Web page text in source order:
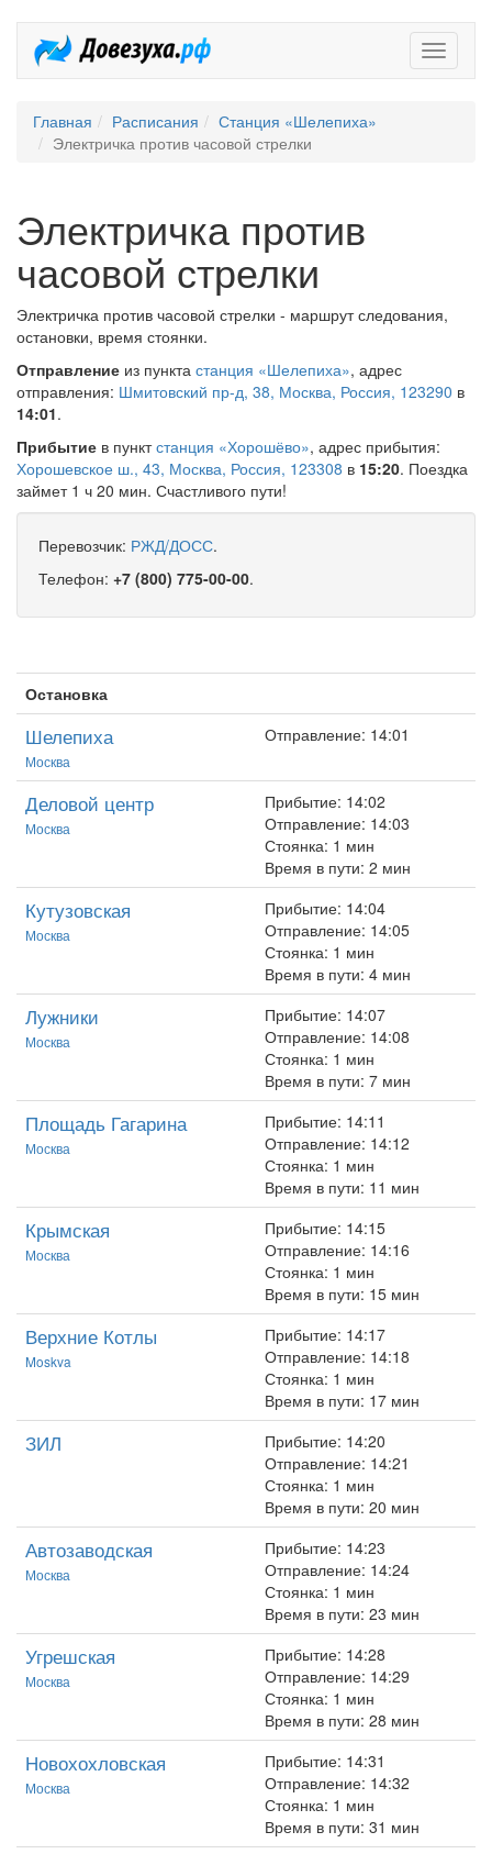
Главная Расписания
Станция «Шелепиха»
Электричка против часовой стрелки
Электричка против
часовой стрелки
Электричка против часовой стрелки - маршрут следования,
остановки, время стоянки.
Отправление из пункта станция «Шелепиха», адрес
отправления: Шмитовский пр-д, 38, Москва, Россия, 123290 в
14:01.
Прибытие в пунктстанция «Хорошёво», адрес прибытия:
Хорошевское ш., 43, Москва, Россия, 123308 в 15:20. Поездка
займет 1 ч 20 мин. Счастливого пути!
Перевозчик: РЖД/ДОСС.
Телефон: +7 (800) 775-00-00.
Остановка
Шелепиха
Москва
Отправление: 14:01
Деловой центр
Москва
Прибытие: 14:02
Отправление: 14:03
Стоянка: 1 мин
Время в пути: 2 мин
Кутузовская
Москва
Прибытие: 14:04
Отправление: 14:05
Стоянка: 1 мин
Время в пути: 4 мин
Лужники
Москва
Прибытие: 14:07
Отправление: 14:08
Стоянка: 1 мин
Время в пути: 7 мин
Площадь Гагарина
Москва
Прибытие: 14:11
Отправление: 14:12
Стоянка: 1 мин
Время в пути: 11 мин
Крымская
Москва
Прибытие: 14:15
Отправление: 14:16
Стоянка: 1 мин
Время в пути: 15 мин
Верхние Котлы
Moskva
Прибытие: 14:17
Отправление: 14:18
Стоянка: 1 мин
Время в пути: 17 мин
ЗИЛ
Прибытие: 14:20
Отправление: 14:21
Стоянка: 1 мин
Время в пути: 20 мин
Автозаводская
Москва
Прибытие: 14:23
Отправление: 14:24
Стоянка: 1 мин
Время в пути: 23 мин
Угрешская
Москва
Прибытие: 14:28
Отправление: 14:29
Стоянка: 1 мин
Время в пути: 28 мин
Новохохловская
Москва
Прибытие: 14:31
Отправление: 14:32
Стоянка: 1 мин
Время в пути: 31 мин